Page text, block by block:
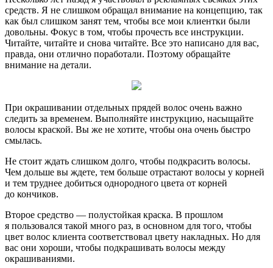
средств. Я не слишком обращал внимание на концепцию, так
как был слишком занят тем, чтобы все мои клиентки были
довольны. Фокус в том, чтобы прочесть все инструкции.
Читайте, читайте и снова читайте. Все это написано для вас,
правда, они отлично поработали. Поэтому обращайте
внимание на детали.
При окрашивании отдельных прядей волос очень важно
следить за временем. Выполняйте инструкцию, насыщайте
волосы краской. Вы же не хотите, чтобы она очень быстро
смылась.
Не стоит ждать слишком долго, чтобы подкрасить волосы.
Чем дольше вы ждете, тем больше отрастают волосы у корней
и тем труднее добиться однородного цвета от корней
до кончиков.
Второе средство — полустойкая краска. В прошлом
я пользовался такой много раз, в основном для того, чтобы
цвет волос клиента соответствовал цвету накладных. Но для
вас они хороши, чтобы подкрашивать волосы между
окрашиваниями.